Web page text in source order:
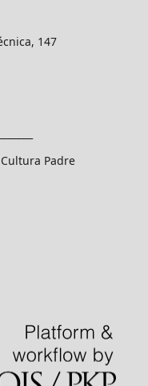
147
Padre